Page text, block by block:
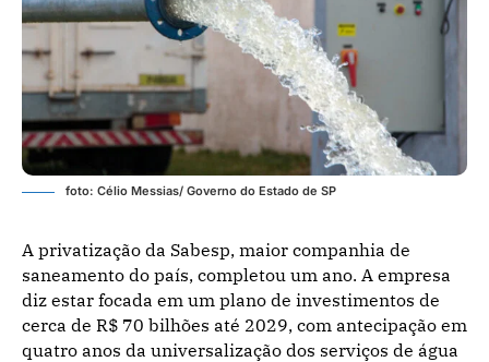
foto: Célio Messias/ Governo do Estado de SP
A privatização da Sabesp, maior companhia de
saneamento do país, completou um ano. A empresa
diz estar focada em um plano de investimentos de
cerca de R$ 70 bilhões até 2029, com antecipação em
quatro anos da universalização dos serviços de água